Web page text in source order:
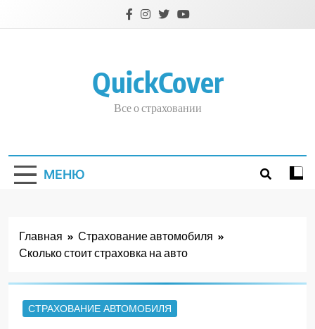
QuickCover
Все о страховании
МЕНЮ
Главная
Страхование автомобиля
Сколько стоит страховка на авто
СТРАХОВАНИЕ АВТОМОБИЛЯ